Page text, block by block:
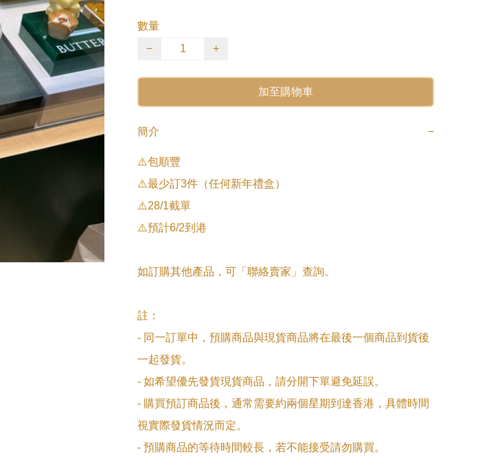
數量
−
+
加至購物車
簡介 −
⚠️包順豐
⚠️最少訂3件（任何新年禮盒）
⚠️28/1截單
⚠️預計6/2到港
如訂購其他產品，可「聯絡賣家」查詢。
註：
- 同一訂單中，預購商品與現貨商品將在最後一個商品到貨後
一起發貨。
- 如希望優先發貨現貨商品，請分開下單避免延誤。
- 購買預訂商品後，通常需要約兩個星期到達香港，具體時間
視實際發貨情況而定。
- 預購商品的等待時間較長，若不能接受請勿購買。